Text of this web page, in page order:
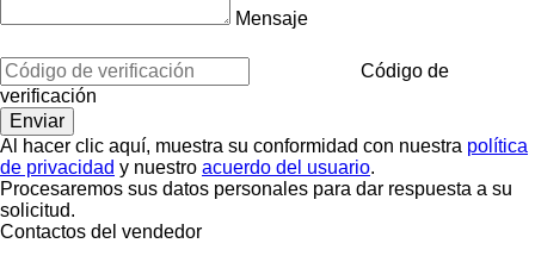
Mensaje
Código de
verificación
Al hacer clic aquí, muestra su conformidad con nuestra política
de privacidad y nuestro acuerdo del usuario.
Procesaremos sus datos personales para dar respuesta a su
solicitud.
Contactos del vendedor